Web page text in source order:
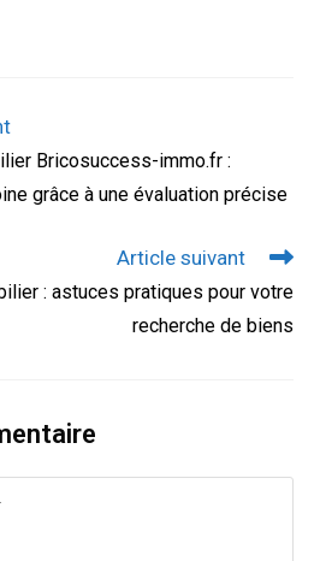
Bricosuccess-immo.fr :
grâce à une évaluation précise
Article suivant
: astuces pratiques pour votre
recherche de biens